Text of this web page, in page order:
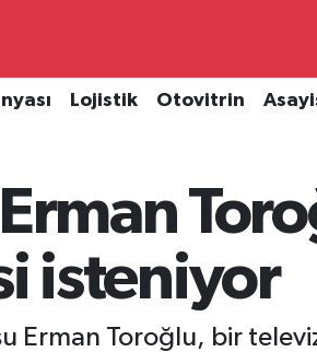
Lojistik Otovitrin
isteniyor
Erman Toroğlu, bir